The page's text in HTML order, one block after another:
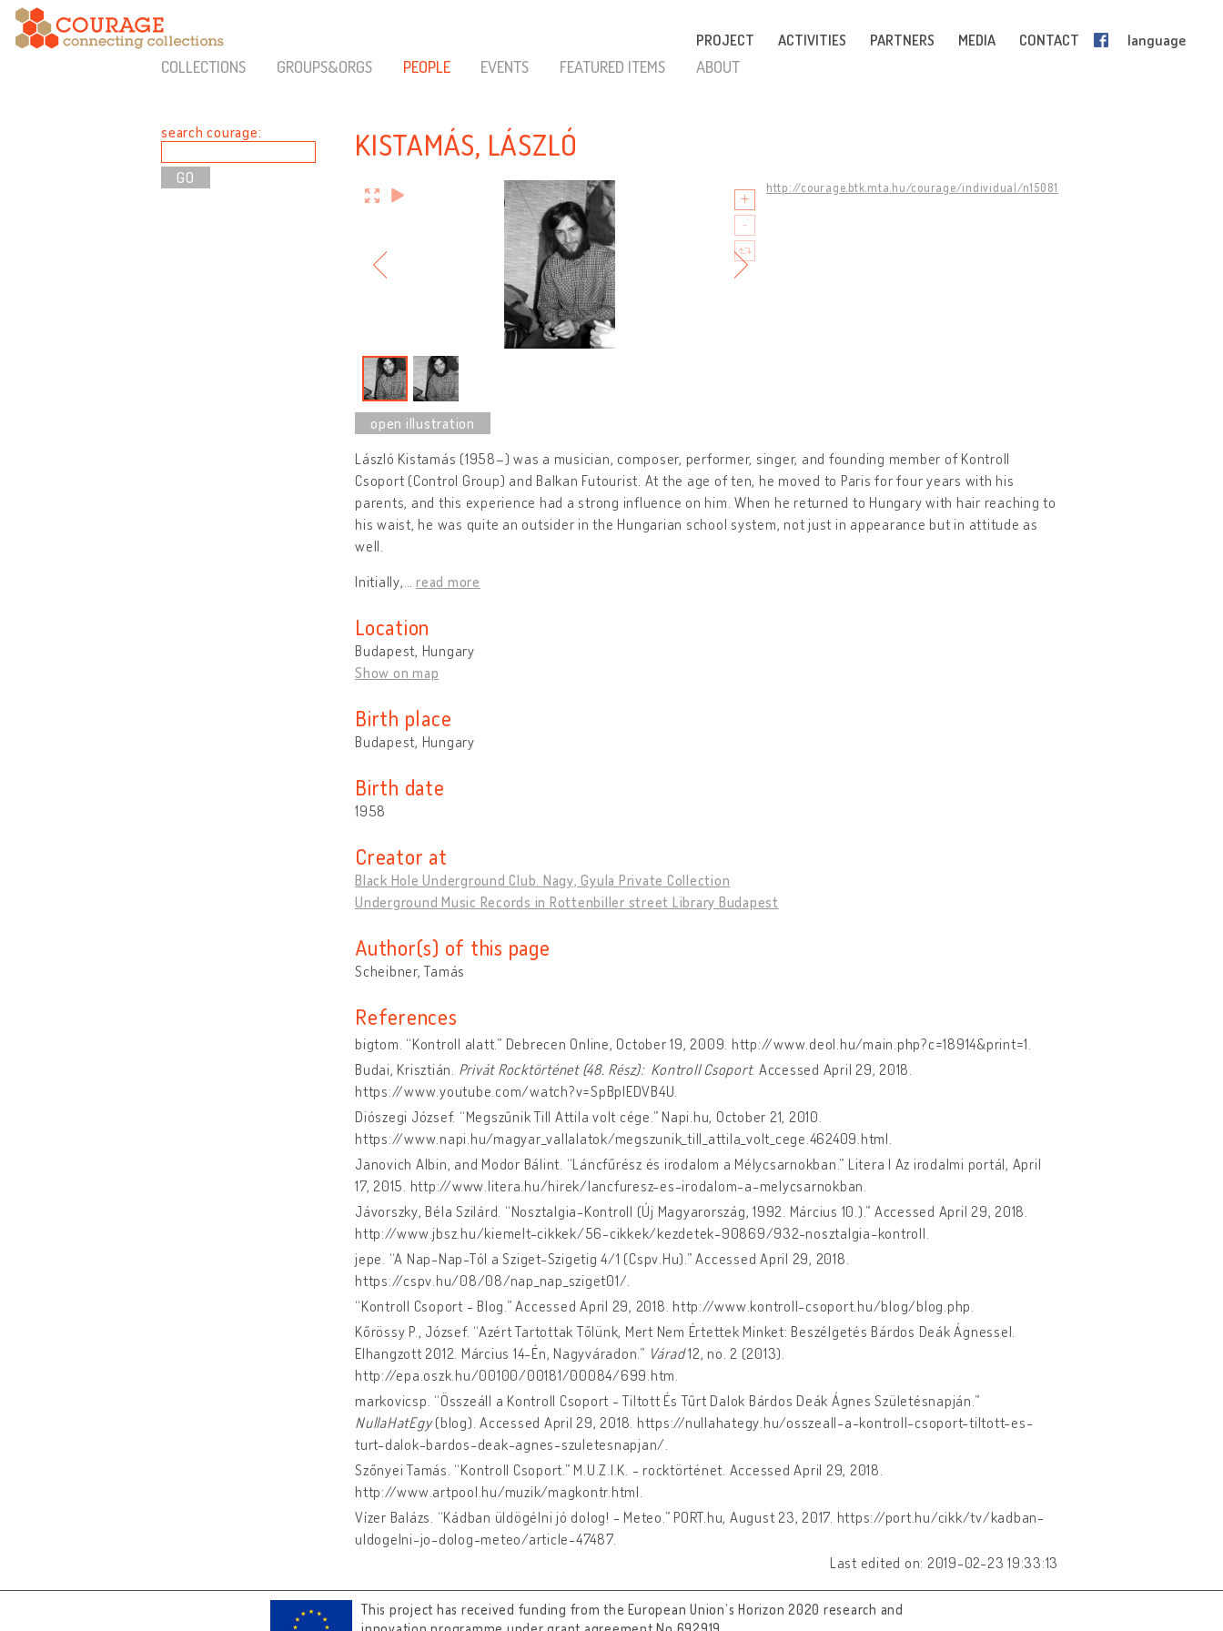
PROJECT ACTIVITIES PARTNERS MEDIA CONTACT language
COLLECTIONS GROUPS&ORGS PEOPLE EVENTS FEATURED ITEMS ABOUT
search courage: KISTAMÁS, LÁSZLÓ
http://courage.btk.mta.hu/courage/individual/n15081
László Kistamás (1958–) was a musician, composer, performer, singer, and founding member of Kontroll
Csoport (Control Group) and Balkan Futourist. At the age of ten, he moved to Paris for four years with his
parents, and this experience had a strong influence on him. When he returned to Hungary with hair reaching to
his waist, he was quite an outsider in the Hungarian school system, not just in appearance but in attitude as
well.
Initially,
read more
Location
Budapest, Hungary
Show on map
Birth place
Budapest, Hungary
Birth date
1958
Creator at
Black Hole Underground Club. Nagy, Gyula Private Collection
Underground Music Records in Rottenbiller street Library Budapest
Author(s) of this page
Scheibner, Tamás
References
bigtom. “Kontroll alatt.” Debrecen Online, October 19, 2009. http://www.deol.hu/main.php?c=18914&print=1.
Budai, Krisztián. Privát Rocktörténet (48. Rész): Kontroll Csoport. Accessed April 29, 2018.
https://www.youtube.com/watch?v=SpBpIEDVB4U.
Diószegi József. “Megszűnik Till Attila volt cége.” Napi.hu, October 21, 2010.
https://www.napi.hu/magyar_vallalatok/megszunik_till_attila_volt_cege.462409.html.
Janovich Albin, and Modor Bálint. “Láncfűrész és irodalom a Mélycsarnokban.” Litera | Az irodalmi portál, April
17, 2015. http://www.litera.hu/hirek/lancfuresz-es-irodalom-a-melycsarnokban.
Jávorszky, Béla Szilárd. “Nosztalgia-Kontroll (Új Magyarország, 1992. Március 10.).” Accessed April 29, 2018.
http://www.jbsz.hu/kiemelt-cikkek/56-cikkek/kezdetek-90869/932-nosztalgia-kontroll.
jepe. “A Nap-Nap-Tól a Sziget-Szigetig 4/1 (Cspv.Hu).” Accessed April 29, 2018.
https://cspv.hu/08/08/nap_nap_sziget01/.
“Kontroll Csoport - Blog.” Accessed April 29, 2018. http://www.kontroll-csoport.hu/blog/blog.php.
Kőrössy P., József. “Azért Tartottak Tőlünk, Mert Nem Értettek Minket: Beszélgetés Bárdos Deák Ágnessel.
Elhangzott 2012. Március 14-Én, Nagyváradon.” Várad12, no. 2 (2013).
http://epa.oszk.hu/00100/00181/00084/699.htm.
markovicsp. “Összeáll a Kontroll Csoport - Tiltott És Tűrt Dalok Bárdos Deák Ágnes Születésnapján.”
NullaHatEgy(blog). Accessed April 29, 2018. https://nullahategy.hu/osszeall-a-kontroll-csoport-tiltott-es-
turt-dalok-bardos-deak-agnes-szuletesnapjan/.
Szőnyei Tamás. “Kontroll Csoport.” M.U.Z.I.K. - rocktörténet. Accessed April 29, 2018.
http://www.artpool.hu/muzik/magkontr.html.
Vízer Balázs. “Kádban üldögélni jó dolog! - Meteo.” PORT.hu, August 23, 2017. https://port.hu/cikk/tv/kadban-
uldogelni-jo-dolog-meteo/article-47487.
Last edited on: 2019-02-23 19:33:13
This project has received funding from the European Union’s Horizon 2020 research and